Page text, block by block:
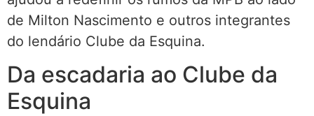
de Milton Nascimento e outros integrantes
do lendário Clube da Esquina.
Da escadaria ao Clube da
Esquina